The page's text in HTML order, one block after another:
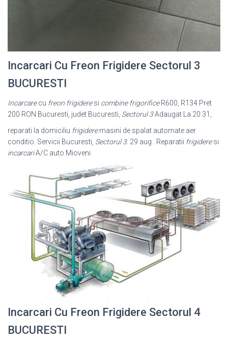
Incarcari Cu Freon Frigidere Sectorul 3
BUCURESTI
Incarcarecu freon frigideresi combine frigorificeR600, R134 Pret
200 RON Bucuresti, judet Bucuresti, Sectorul 3Adaugat La 20:31,
reparati la domiciliu frigideremasini de spalat automate aer
conditio. Servicii Bucuresti, Sectorul 3. 29 aug . Reparatii frigideresi
incarcariA/C auto Mioveni.
Incarcari Cu Freon Frigidere Sectorul 4
BUCURESTI